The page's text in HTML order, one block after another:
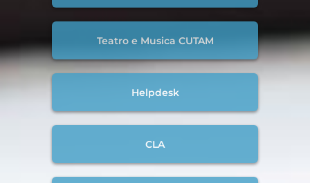
Teatro e Musica CUTAM
Helpdesk
CLA